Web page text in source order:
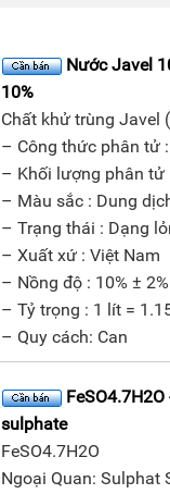
Nước Javel
10%
Chất khử trùng Javel
– Công thức phân tử :
– Khối lượng phân tử
– Màu sắc : Dung
– Trạng thái : Dạng
– Xuất xứ : Việt Nam
– Nồng độ : 10% ± 2%
– Tỷ trọng : 1 lít =
– Quy cách: Can
sulphate
FeSO4.7H2O
Ngoại Quan: Sulphat